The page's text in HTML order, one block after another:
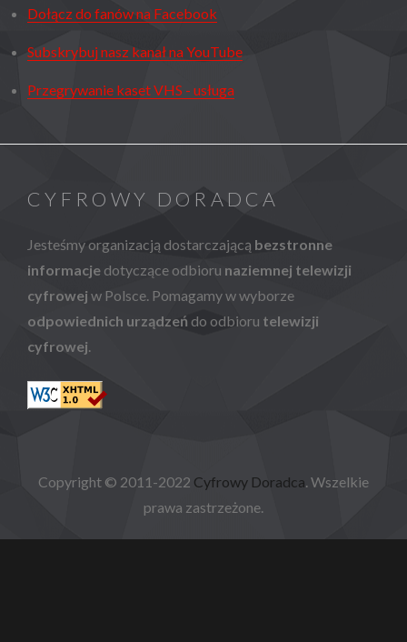
Dołącz do fanów na Facebook
Subskrybuj nasz kanał na YouTube
Przegrywanie kaset VHS - usługa
CYFROWY DORADCA
Jesteśmy organizacją dostarczającą bezstronne
informacje dotyczące odbioru naziemnej telewizji
cyfrowej w Polsce. Pomagamy w wyborze
odpowiednich urządzeń do odbioru telewizji
cyfrowej
Copyright © 2011-2022 Cyfrowy Doradca . Wszelkie
prawa zastrzeżone.